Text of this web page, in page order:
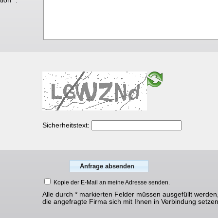
Sicherheitstext:
Kopie der E-Mail an meine Adresse senden.
Alle durch * markierten Felder müssen ausgefüllt
die angefragte Firma sich mit Ihnen in Verbindung